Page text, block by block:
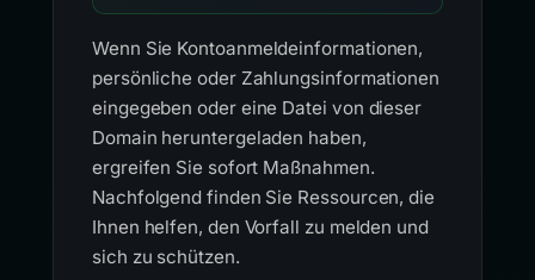
Wenn Sie Kontoanmeldeinformationen,
persönliche oder Zahlungsinformationen
eingegeben oder eine Datei von dieser
Domain heruntergeladen haben,
ergreifen Sie sofort Maßnahmen.
Nachfolgend finden Sie Ressourcen, die
Ihnen helfen, den Vorfall zu melden und
sich zu schützen.